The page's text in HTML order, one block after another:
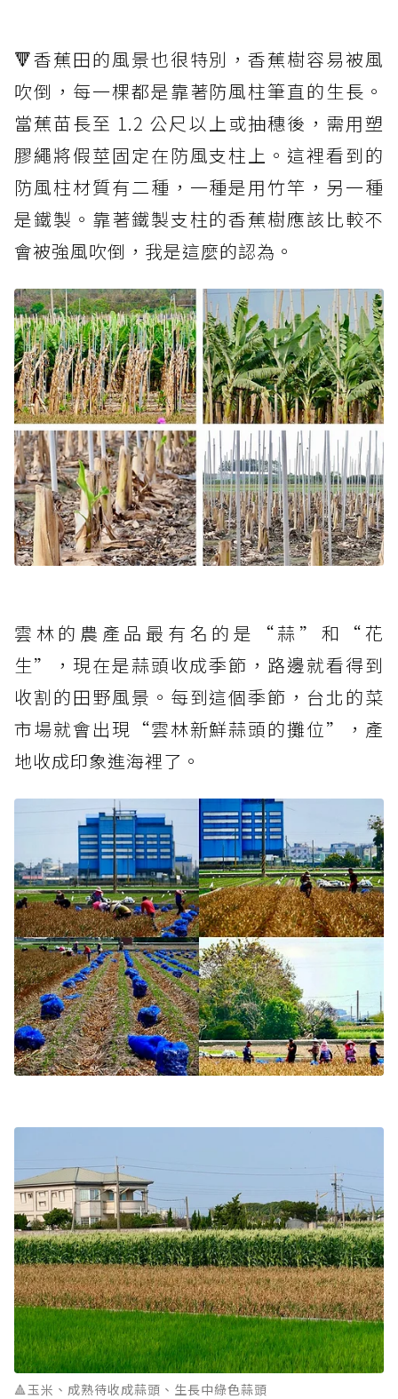
🔻香蕉田的風景也很特別，香蕉樹容易被風
吹倒，每一棵都是靠著防風柱筆直的生長。
當蕉苗長至 1.2 公尺以上或抽穗後，需用塑
膠繩將假莖固定在防風支柱上。這裡看到的
防風柱材質有二種，一種是用竹竿，另一種
是鐵製。靠著鐵製支柱的香蕉樹應該比較不
會被強風吹倒，我是這麼的認為。
雲林的農產品最有名的是“蒜”和“花
生”，現在是蒜頭收成季節，路邊就看得到
收割的田野風景。每到這個季節，台北的菜
市場就會出現“雲林新鮮蒜頭的攤位”，產
地收成印象進海裡了。
🔺玉米、成熟待收成蒜頭、生長中綠色蒜頭